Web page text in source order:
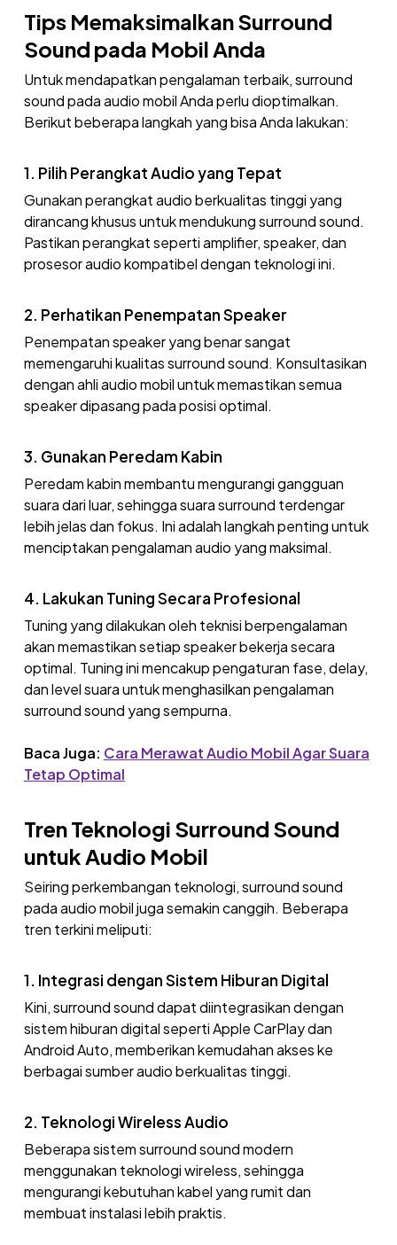
Tips Memaksimalkan Surround
Sound pada Mobil Anda
Untuk mendapatkan pengalaman terbaik, surround
sound pada audio mobil Anda perlu dioptimalkan.
Berikut beberapa langkah yang bisa Anda lakukan:
1. Pilih Perangkat Audio yang Tepat
Gunakan perangkat audio berkualitas tinggi yang
dirancang khusus untuk mendukung surround sound.
Pastikan perangkat seperti amplifier, speaker, dan
prosesor audio kompatibel dengan teknologi ini.
2. Perhatikan Penempatan Speaker
Penempatan speaker yang benar sangat
memengaruhi kualitas surround sound. Konsultasikan
dengan ahli audio mobil untuk memastikan semua
speaker dipasang pada posisi optimal.
3. Gunakan Peredam Kabin
Peredam kabin membantu mengurangi gangguan
suara dari luar, sehingga suara surround terdengar
lebih jelas dan fokus. Ini adalah langkah penting untuk
menciptakan pengalaman audio yang maksimal.
4. Lakukan Tuning Secara Profesional
Tuning yang dilakukan oleh teknisi berpengalaman
akan memastikan setiap speaker bekerja secara
optimal. Tuning ini mencakup pengaturan fase, delay,
dan level suara untuk menghasilkan pengalaman
surround sound yang sempurna.
Baca Juga: Cara Merawat Audio Mobil Agar Suara
Tetap Optimal
Tren Teknologi Surround Sound
untuk Audio Mobil
Seiring perkembangan teknologi, surround sound
pada audio mobil juga semakin canggih. Beberapa
tren terkini meliputi:
1. Integrasi dengan Sistem Hiburan Digital
Kini, surround sound dapat diintegrasikan dengan
sistem hiburan digital seperti Apple CarPlay dan
Android Auto, memberikan kemudahan akses ke
berbagai sumber audio berkualitas tinggi.
2. Teknologi Wireless Audio
Beberapa sistem surround sound modern
menggunakan teknologi wireless, sehingga
mengurangi kebutuhan kabel yang rumit dan
membuat instalasi lebih praktis.